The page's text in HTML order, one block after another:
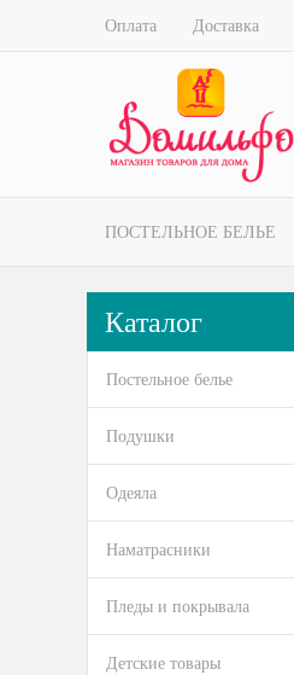
Оплата Доставка
ПОСТЕЛЬНОЕ БЕЛЬЕ
Каталог
Постельное белье
Подушки
Одеяла
Наматрасники
Пледы и покрывала
Детские товары